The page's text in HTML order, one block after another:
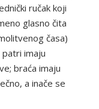
ručak koji
glasno čita
časa)
imaju
braća imaju
a inače se